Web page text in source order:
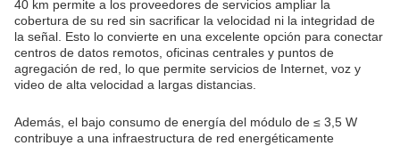
40 km permite a los proveedores de servicios ampliar la
cobertura de su red sin sacrificar la velocidad ni la integridad de
la señal. Esto lo convierte en una excelente opción para conectar
centros de datos remotos, oficinas centrales y puntos de
agregación de red, lo que permite servicios de Internet, voz y
video de alta velocidad a largas distancias.
Además, el bajo consumo de energía del módulo de ≤ 3,5 W
contribuye a una infraestructura de red energéticamente